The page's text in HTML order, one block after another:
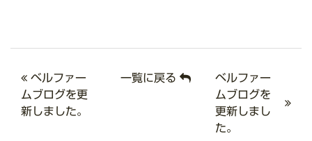
ベルファー
ムブログを更
新しました。
一覧に戻る
ベルファー
ムブログを
更新しまし
た。